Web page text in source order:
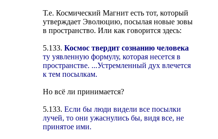
Т.е. Космический Магнит есть тот, который
утверждает Эволюцию, посылая новые зовы
в пространство. Или как говорится здесь:
5.133. Космос твердит сознанию человека
ту уявленную формулу, которая несется в
пространстве. ...Устремленный дух влечется
к тем посылкам.
Но всё ли принимается?
5.133. Если бы люди видели все посылки
лучей, то они ужаснулись бы, видя все, не
принятое ими.